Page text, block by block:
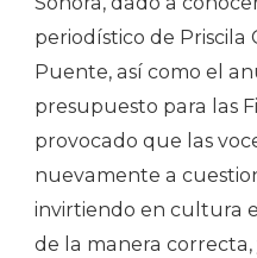
periodístico de Priscila
Puente, así como el
presupuesto para las
provocado que las
nuevamente a
invirtiendo en cultura
de la manera